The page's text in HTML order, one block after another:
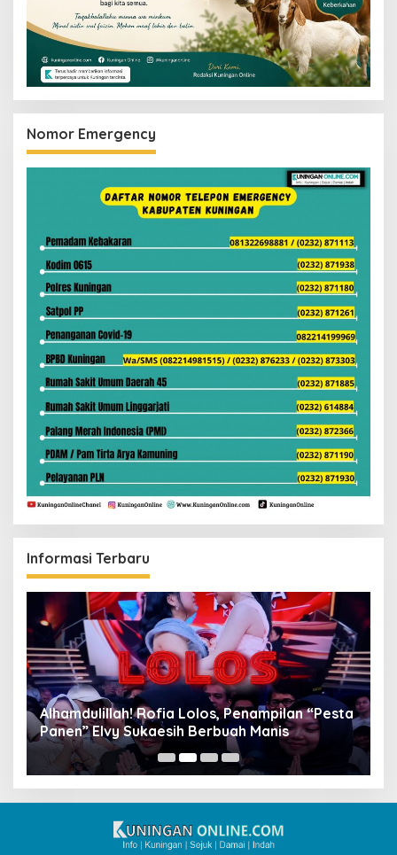
Nomor Emergency
Informasi Terbaru
Alhamdulillah! Rofia Lolos, Penampilan “Pesta
Panen” Elvy Sukaesih Berbuah Manis